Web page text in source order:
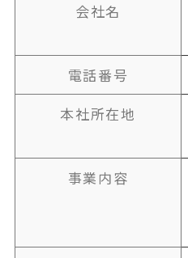
会社名
電話番号
本社所在地
事業内容